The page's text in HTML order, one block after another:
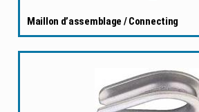
Maillon d’assemblage / Connecting